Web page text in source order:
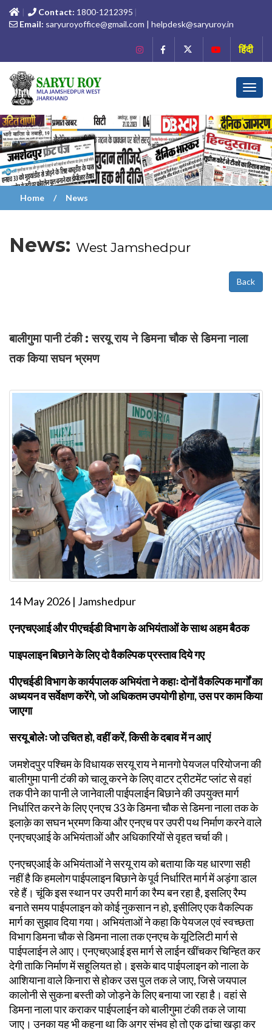
Contact: 1800-1212395
Email: saryuroyoffice@gmail.com | helpdesk@saryuroy.in
हिंदी
Home News
News: West Jamshedpur
Back
बालीगुमा पानी टंकी : सरयू राय ने डिमना चौक से डिमना नाला
तक किया सघन भ्रमण
14 May 2026 | Jamshedpur
एनएचएआई और पीएचईडी विभाग के अभियंताओं के साथ अहम बैठक
पाइपलाइन बिछाने के लिए दो वैकल्पिक प्रस्ताव दिये गए
पीएचईडी विभाग के कार्यपालक अभियंता ने कहाः दोनों वैकल्पिक मार्गों का
अध्ययन व सर्वेक्षण करेंगे, जो अधिकतम उपयोगी होगा, उस पर काम किया
जाएगा
सरयू बोलेः जो उचित हो, वहीं करें, किसी के दबाव में न आएं
जमशेदपुर पश्चिम के विधायक सरयू राय ने मानगो पेयजल परियोजना की
बालीगुमा पानी टंकी को चालू करने के लिए वाटर ट्रीटमेंट प्लांट से वहां
तक पीने का पानी ले जानेवाली पाईपलाईन बिछाने की उपयुक्त मार्ग
निर्धारित करने के लिए एनएच 33 के डिमना चौक से डिमना नाला तक के
इलाक़े का सघन भ्रमण किया और एनएच पर उपरी पथ निर्माण करने वाले
एनएचएआई के अभियंताओं और अधिकारियों से वृहत चर्चा की।
एनएचएआई के अभियंताओं ने सरयू राय को बताया कि यह धारणा सही
नहीं है कि हमलोग पाईपलाइन बिछाने के पूर्व निर्धारित मार्ग में अड़ंगा डाल
रहे हैं। चूंकि इस स्थान पर उपरी मार्ग का रैम्प बन रहा है, इसलिए रैम्प
बनाते समय पाईपलाइन को कोई नुकसान न हो, इसीलिए एक वैकल्पिक
मार्ग का सुझाव दिया गया। अभियंताओं ने कहा कि पेयजल एवं स्वच्छता
विभाग डिमना चौक से डिमना नाला तक एनएच के यूटिलिटी मार्ग से
पाईपलाईन ले आए। एनएचएआई इस मार्ग से लाईन खींचकर चिन्हित कर
देगी ताकि निर्माण में सहूलियत हो। इसके बाद पाईपलाइन को नाला के
आशियाना वाले किनारा से होकर उस पुल तक ले जाए, जिसे जयपाल
कालोनी से सुकना बस्ती को जोड़ने के लिए बनाया जा रहा है। वहां से
डिमना नाला पार कराकर पाईपलाईन को बालीगुमा टंकी तक ले जाया
जाए। उनका यह भी कहना था कि अगर संभव हो तो एक ढांचा खड़ा कर